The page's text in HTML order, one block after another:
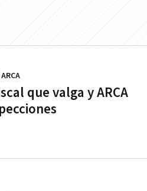
que valga y ARCA